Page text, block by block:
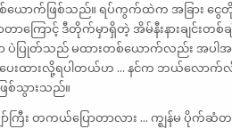
ာက်ဖြစ်သည်။ ရပ်ကွက်ထဲက အခြား ငွေတိုး
ကြောင့် ဒီတိုက်မှာရှိတဲ့ အိမ်နီးနားချင်း
ပဲပြုတ်သည် မထားတစ်ယောက်လည်း အပါအဝ
ေးပေးထားလို့ရပါတယ်ဟ … နင်က ဘယ်လော
ဖြစ်သွားသည်။
ကြီး တကယ်ပြောတာလား … က္ဈန်မ ပိုက်ဆံတစ်